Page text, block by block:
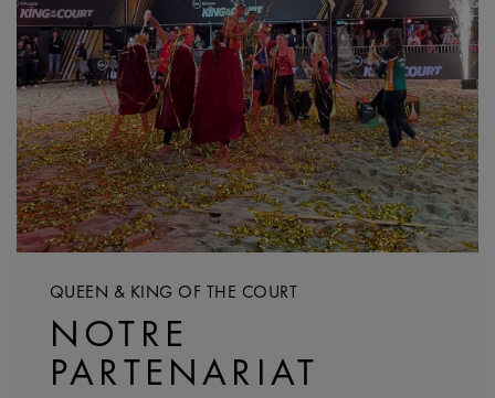
QUEEN & KING OF THE COURT
NOTRE
PARTENARIAT